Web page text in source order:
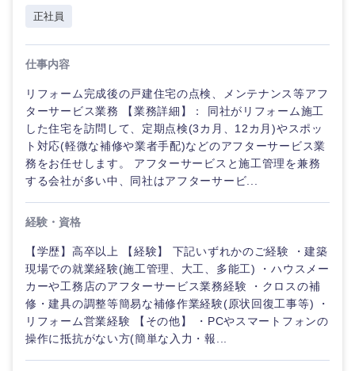
マーケテ
営
業
サービス
クリエイ
ティブ
コンサル
タント
専門職
政策渉外
その他企画業務
マーケティング
営業
サービス
クリエイティブ
コンサルタント
専門職
技術職（IT）、Webサービス・制作、ゲーム
技術職（モノづくり）
金融専門職
食品・化粧品・アパレル・消費財
メディカル・ヘルスケア・ライフサイエンス
金融
建設・不動産
倉庫・運輸・物流
小売・通販・外食
茨城県 栃木県
群馬県 埼玉県
千葉県 東京都
神奈川県
甲信越・北陸
フリーワード
急募 第二新卒
上場企業
スタートアップ企
業
転勤なし 海外勤務あり
フルリモート
年間休日120日以
上
完全週休2日制 社宅・家賃補助有
正社員
仕事内容
リフォーム完成後の戸建住宅の点検、メンテナンス等アフ
ターサービス業務 【業務詳細】： 同社がリフォーム施工
した住宅を訪問して、定期点検(3カ月、12カ月)やスポッ
ト対応(軽微な補修や業者手配)などのアフターサービス業
務をお任せします。 アフターサービスと施工管理を兼務
する会社が多い中、同社はアフターサービ...
経験・資格
【学歴】高卒以上 【経験】 下記いずれかのご経験 ・建築
現場での就業経験(施工管理、大工、多能工) ・ハウスメー
カーや工務店のアフターサービス業務経験 ・クロスの補
修・建具の調整等簡易な補修作業経験(原状回復工事等) ・
リフォーム営業経験 【その他】 ・PCやスマートフォンの
操作に抵抗がない方(簡単な入力・報...